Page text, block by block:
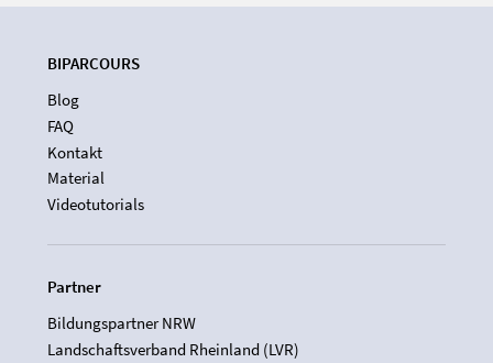
BIPARCOURS
Blog
FAQ
Kontakt
Material
Videotutorials
Partner
Bildungspartner NRW
Landschaftsverband Rheinland (LVR)